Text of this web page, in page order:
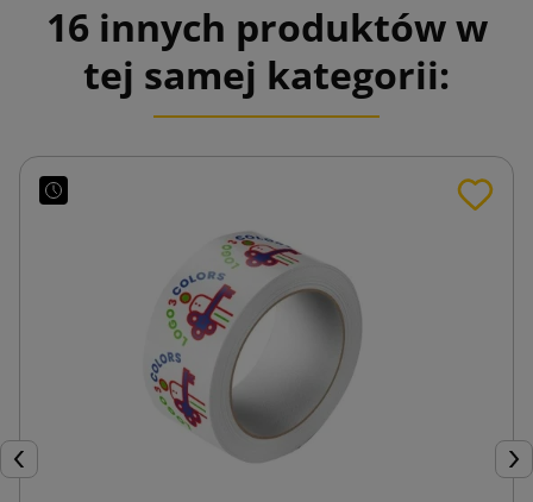
16 innych produktów w
tej samej kategorii:
Poprzedni